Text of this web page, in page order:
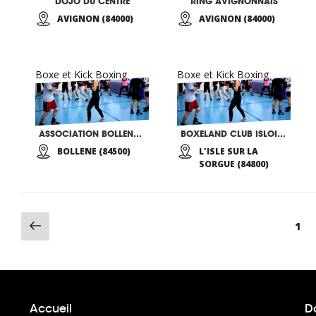
AVIGNON (84000) AVIGNON (84000)
Boxe et Kick Boxing
ASSOCIATION BOLLENOISE DE BOXE AMERICAINE
BOLLENE (84500)
Boxe et Kick Boxing
BOXELAND CLUB ISLOIS FOOTBALL
L'ISLE SUR LA
SORGUE (84800)
précédente
1
Accueil